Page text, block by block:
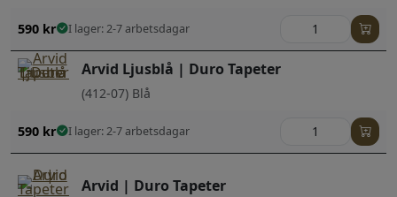
590 kr I lager: 2-7 arbetsdagar
Arvid Ljusblå | Duro Tapeter
(412-07) Blå
590 kr I lager: 2-7 arbetsdagar
Arvid | Duro Tapeter